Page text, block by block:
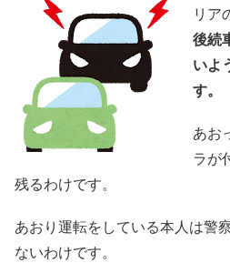
リア
後続
いよ
す。
あお
ラが
残るわけです。
あおり運転をしている本人は警
ないわけです。